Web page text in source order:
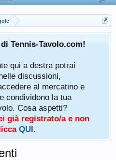
Tennis-Tavolo.com!
qui a destra potrai
discussioni,
al mercatino e
condividono la tua
Cosa aspetti?
già registrato/a e non
QUI.